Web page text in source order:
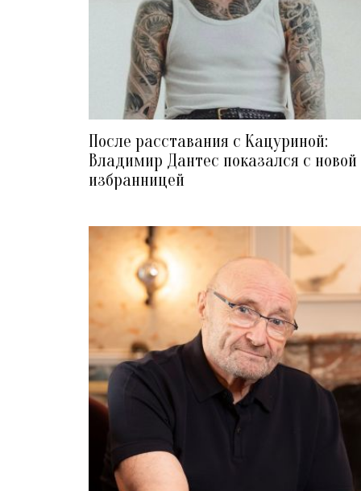
После расставания с Кацуриной:
Владимир Дантес показался с новой
избранницей